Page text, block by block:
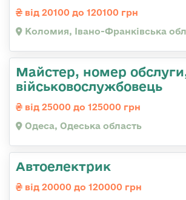
від 20100 до 120100 грн
Коломия, Івано-Франківська
Майстер, номер
військовослужбовець
від 25000 до 125000 грн
Одеса, Одеська область
Автоелектрик
від 20000 до 120000 грн